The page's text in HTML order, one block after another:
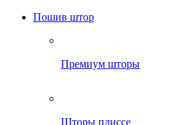
Пошив штор
Премиум шторы
Шторы плиссе